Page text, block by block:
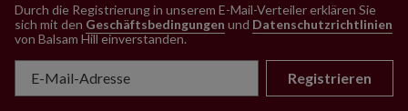
Durch die Registrierung in unserem E-Mail-Verteiler erklären Sie
sich mit den Geschäftsbedingungen und Datenschutzrichtlinien
von Balsam Hill einverstanden.
Registrieren